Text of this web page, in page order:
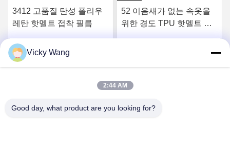
3412 고품질 탄성 폴리우
레탄 핫멜트 접착 필름
최상의 가격을 얻으세요
52 이음새가 없는 속옷을
위한 경도 TPU 핫멜트 접
Vicky Wang
2:44 AM
Good day, what product are you looking for?